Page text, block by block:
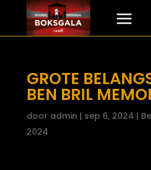
GROTE
BEN BRIL
door admin | sep 6, 2024 |
2024